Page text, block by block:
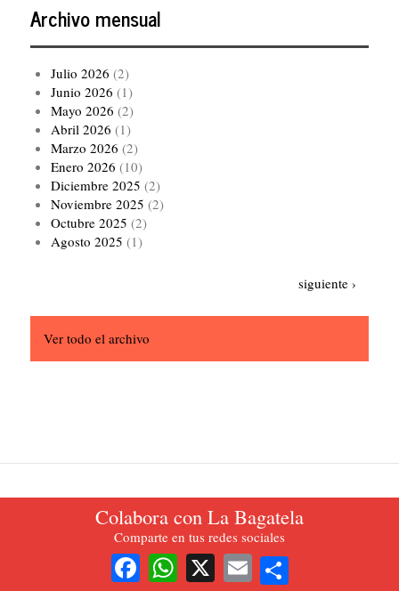
Colabora con La Bagatela
Comparte en tus redes sociales
FacebookWhatsApp
X Email
Archivo mensual
Julio 2026 (2)
Junio 2026 (1)
Mayo 2026 (2)
Abril 2026 (1)
Marzo 2026 (2)
Enero 2026 (10)
Diciembre 2025 (2)
Noviembre 2025 (2)
Octubre 2025 (2)
Agosto 2025 (1)
Siguiente
siguiente ›
Ver todo el archivo
La Bagatela. Periódico oficial del Partido del Trabajo de Colombia.